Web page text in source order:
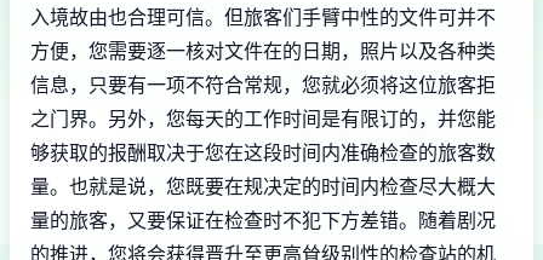
入境故由也合理可信。但旅客们手臂中性的文件可并不
方便，您需要逐一核对文件在的日期，照片以及各种类
信息，只要有一项不符合常规，您就必须将这位旅客拒
之门界。另外，您每天的工作时间是有限订的，并您能
够获取的报酬取决于您在这段时间内准确检查的旅客数
量。也就是说，您既要在规决定的时间内检查尽大概大
量的旅客，又要保证在检查时不犯下方差错。随着剧况
的推进，您将会获得晋升至更高耸级别性的检查站的机